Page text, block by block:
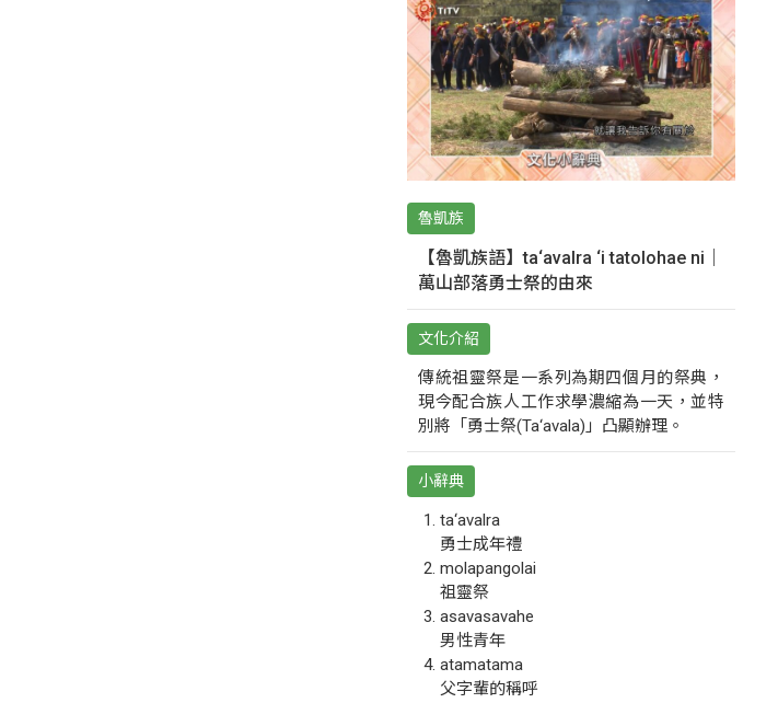
魯凱族
【魯凱族語】ta‘avalra ‘i tatolohae ni｜
萬山部落勇士祭的由來
文化介紹
傳統祖靈祭是一系列為期四個月的祭典，
現今配合族人工作求學濃縮為一天，並特
別將「勇士祭(Ta‘avala)」凸顯辦理。
小辭典
ta‘avalra
勇士成年禮
molapangolai
祖靈祭
asavasavahe
男性青年
atamatama
父字輩的稱呼